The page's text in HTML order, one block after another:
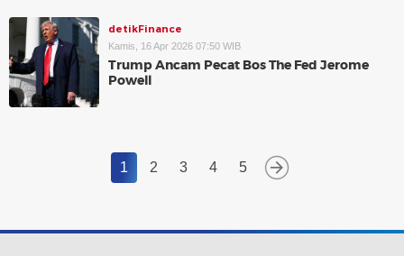
detikFinance
Kamis, 16 Apr 2026 07:50 WIB
Trump Ancam Pecat Bos The Fed Jerome
Powell
1 2 3 4 5